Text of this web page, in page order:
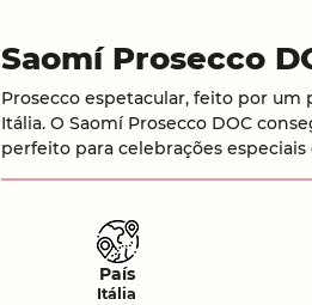
Saomí Prosecco
Prosecco espetacular, feito por
Itália. O Saomí Prosecco DOC
perfeito para celebrações
País
Itália